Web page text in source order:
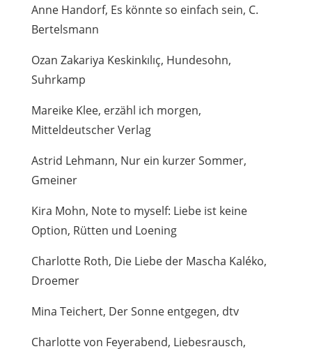
Anne Handorf, Es könnte so einfach sein, C.
Bertelsmann
Ozan Zakariya Keskinkılıç, Hundesohn,
Suhrkamp
Mareike Klee, erzähl ich morgen,
Mitteldeutscher Verlag
Astrid Lehmann, Nur ein kurzer Sommer,
Gmeiner
Kira Mohn, Note to myself: Liebe ist keine
Option, Rütten und Loening
Charlotte Roth, Die Liebe der Mascha Kaléko,
Droemer
Mina Teichert, Der Sonne entgegen, dtv
Charlotte von Feyerabend, Liebesrausch,